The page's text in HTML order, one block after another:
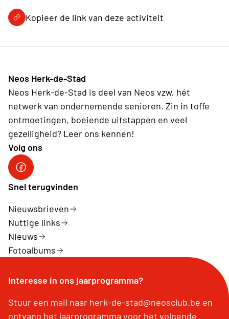
Kopieer de link van deze activiteit
Neos Herk-de-Stad
Neos Herk-de-Stad is deel van Neos vzw, hét
netwerk van ondernemende senioren. Zin in toffe
ontmoetingen, boeiende uitstappen en veel
gezelligheid? Leer ons kennen!
Volg ons
Facebook Herk-de-Stad
Snel terugvinden
Nieuwsbrieven
Nuttige links
Nieuws
Fotoalbums
Interesse in ons jaarprogramma?
Stuur een mail naar herk-de-stad@neosclub.be en
ontvang het jaarprogramma voor het volgende